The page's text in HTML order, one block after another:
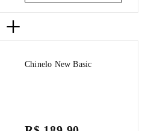
+
Chinelo New Basic